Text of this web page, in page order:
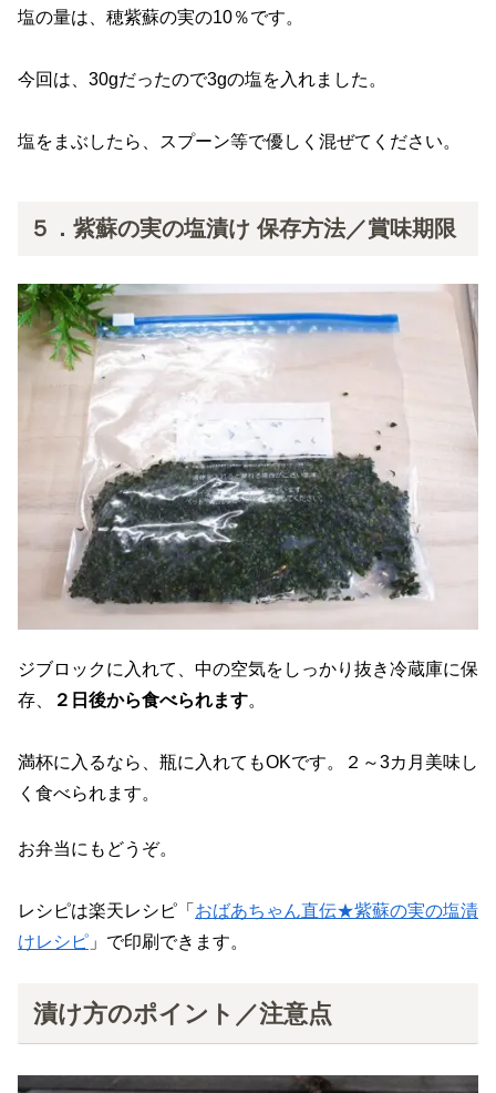
塩の量は、穂紫蘇の実の10％です。
今回は、30gだったので3gの塩を入れました。
塩をまぶしたら、スプーン等で優しく混ぜてください。
５．紫蘇の実の塩漬け 保存方法／賞味期限
ジブロックに入れて、中の空気をしっかり抜き冷蔵庫に保
存、
２日後から食べられます。
満杯に入るなら、瓶に入れてもOKです。２～3カ月美味し
く食べられます。
お弁当にもどうぞ。
レシピは楽天レシピ「 おばあちゃん直伝★紫蘇の実の塩漬
けレシピ 」で印刷できます。
漬け方のポイント／注意点